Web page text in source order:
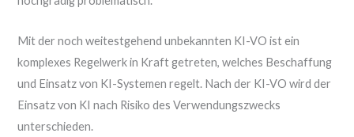
Mit der noch weitestgehend unbekannten KI-VO ist ein
komplexes Regelwerk in Kraft getreten, welches Beschaffung
und Einsatz von KI-Systemen regelt. Nach der KI-VO wird der
Einsatz von KI nach Risiko des Verwendungszwecks
unterschieden.